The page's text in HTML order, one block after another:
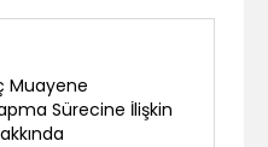
Muayene
Sürecine İlişkin